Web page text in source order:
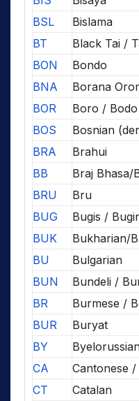
BSL
Bislama
BT
Black Tai /
BON
Bondo
BNA
Borana
BOR
Boro / Bodo
BOS
Bosnian
BRA
Brahui
BB
Braj Bhasa/
BRU
Bru
BUG
Bugis /
BUK
Bukharian/
BU
Bulgarian
BUN
Bundeli /
BR
Burmese /
BUR
Buryat
BY
CA
Cantonese /
CT
Catalan